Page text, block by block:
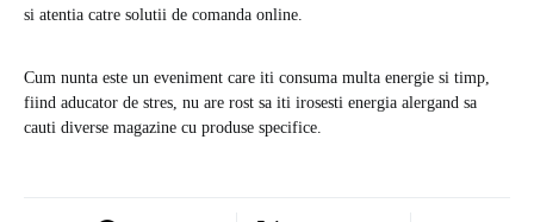
si atentia catre solutii de comanda online.
Cum nunta este un eveniment care iti consuma multa energie si timp,
fiind aducator de stres, nu are rost sa iti irosesti energia alergand sa
cauti diverse magazine cu produse specifice.